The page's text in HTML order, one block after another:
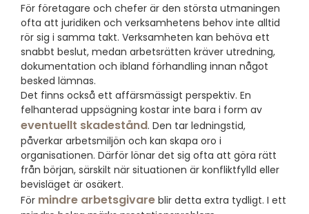
För företagare och chefer är den största utmaningen
ofta att juridiken och verksamhetens behov inte alltid
rör sig i samma takt. Verksamheten kan behöva ett
snabbt beslut, medan arbetsrätten kräver utredning,
dokumentation och ibland förhandling innan något
besked lämnas.
Det finns också ett affärsmässigt perspektiv. En
felhanterad uppsägning kostar inte bara i form av
eventuellt skadestånd. Den tar ledningstid,
påverkar arbetsmiljön och kan skapa oro i
organisationen. Därför lönar det sig ofta att göra rätt
från början, särskilt när situationen är konfliktfylld eller
bevisläget är osäkert.
För mindre arbetsgivare blir detta extra tydligt. I ett